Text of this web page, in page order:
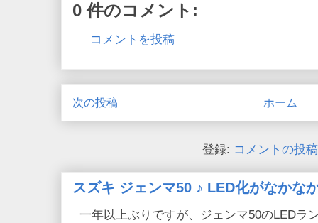
0 件のコメント:
コメントを投稿
次の投稿 ホーム
登録: コメントの投
スズキ ジェンマ50 ♪ LED化がなかな
一年以上ぶりですが、ジェンマ50のLEDラ